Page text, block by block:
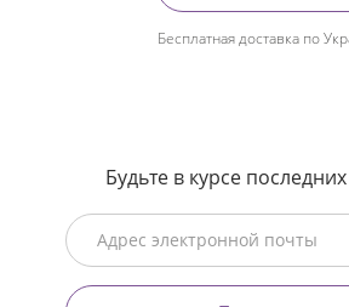
Бесплатная доставка по
Будьте в курсе